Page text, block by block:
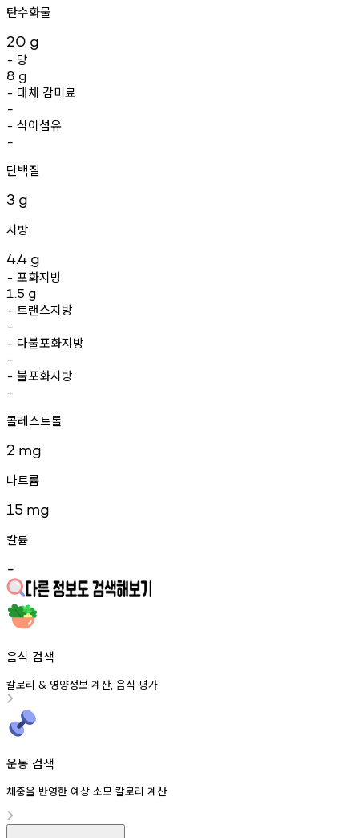
탄수화물
20 g
- 당
8 g
- 대체 감미료
-
- 식이섬유
-
단백질
3 g
지방
4.4 g
- 포화지방
1.5 g
- 트랜스지방
-
- 다불포화지방
-
- 불포화지방
-
콜레스트롤
2 mg
나트륨
15 mg
칼륨
-
음식 검색
칼로리 & 영양정보 계산, 음식 평가
운동 검색
체중을 반영한 예상 소모 칼로리 계산